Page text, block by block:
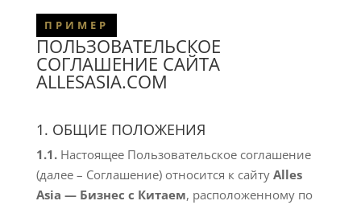
ПРИМЕР
ПОЛЬЗОВАТЕЛЬСКОЕ
СОГЛАШЕНИЕ САЙТА
ALLESASIA.COM
1. ОБЩИЕ ПОЛОЖЕНИЯ
1.1. Настоящее Пользовательское соглашение
(далее – Соглашение) относится к сайту Alles
Asia — Бизнес с Китаем, расположенному по